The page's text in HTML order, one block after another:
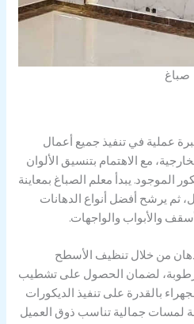
صباغ
عملية في تنفيذ جميع أعمال
مع الاهتمام بتنسيق الألوان
الموجود. يبدأ معلم الصباغ بمعاينة
ثم يرشح أفضل أنواع الدهانات
والأبواب والواجهات.
من خلال تنظيف الأسطح
لضمان الحصول على تشطيب
بالقدرة على تنفيذ الديكورات
لمسات جمالية تناسب ذوق العميل